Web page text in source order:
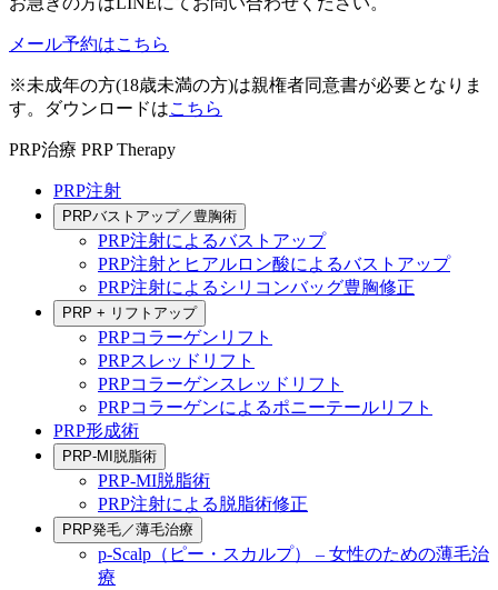
メール予約はこちら
※未成年の方(18歳未満の方)は親権者同意書が必要となりま
す。ダウンロードはこちら
PRP治療 PRP Therapy
PRP注射
PRPバストアップ／豊胸術
PRP注射によるバストアップ
PRP注射とヒアルロン酸によるバストアップ
PRP注射によるシリコンバッグ豊胸修正
PRP + リフトアップ
PRPコラーゲンリフト
PRPスレッドリフト
PRPコラーゲンスレッドリフト
PRPコラーゲンによるポニーテールリフト
PRP形成術
PRP-MI脱脂術
PRP-MI脱脂術
PRP注射による脱脂術修正
PRP発毛／薄毛治療
p-Scalp（ピー・スカルプ） – 女性のための薄毛治
療